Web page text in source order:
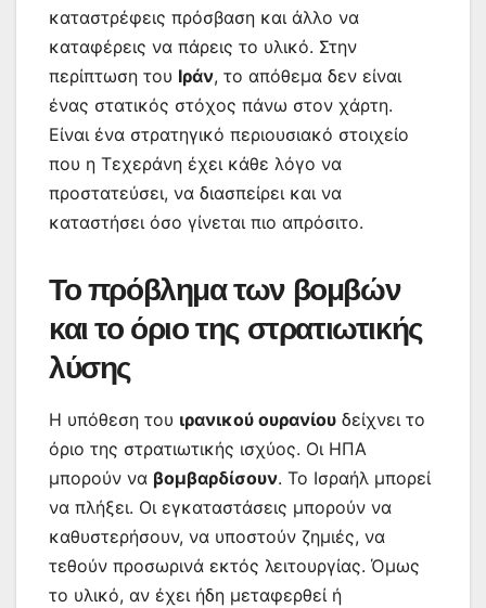
καταστρέφεις πρόσβαση και άλλο να
καταφέρεις να πάρεις το υλικό. Στην
περίπτωση του Ιράν, το απόθεμα δεν είναι
ένας στατικός στόχος πάνω στον χάρτη.
Είναι ένα στρατηγικό περιουσιακό στοιχείο
που η Τεχεράνη έχει κάθε λόγο να
προστατεύσει, να διασπείρει και να
καταστήσει όσο γίνεται πιο απρόσιτο.
Το πρόβλημα των βομβών
και το όριο της στρατιωτικής
λύσης
Η υπόθεση του ιρανικού ουρανίου δείχνει το
όριο της στρατιωτικής ισχύος. Οι ΗΠΑ
μπορούν να βομβαρδίσουν. Το Ισραήλ μπορεί
να πλήξει. Οι εγκαταστάσεις μπορούν να
καθυστερήσουν, να υποστούν ζημιές, να
τεθούν προσωρινά εκτός λειτουργίας. Όμως
το υλικό, αν έχει ήδη μεταφερθεί ή